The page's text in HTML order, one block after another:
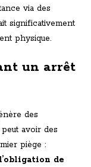
via des
significativement
physique.
un arrêt
des
avoir des
piège :
de